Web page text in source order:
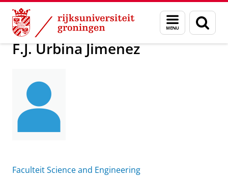
Skip
Content
Skip
Navigation
Menu
en
zoeken
Over ons F.J. Urbina Jimenez
F.J. Urbina Jimenez
Faculteit Science and Engineering